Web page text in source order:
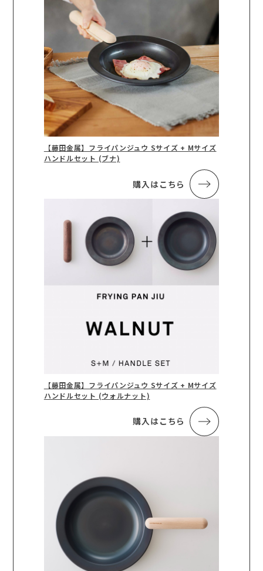
【藤田金属】フライパンジュウ Sサイズ + Mサイズ
ハンドルセット (ブナ)
購入はこちら
【藤田金属】フライパンジュウ Sサイズ + Mサイズ
ハンドルセット (ウォルナット)
購入はこちら